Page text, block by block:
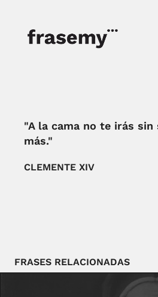
"A la cama no te irás sin
más."
CLEMENTE XIV
FRASES RELACIONADAS